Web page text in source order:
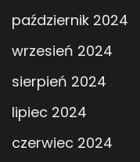
październik 2024
wrzesień 2024
sierpień 2024
lipiec 2024
czerwiec 2024